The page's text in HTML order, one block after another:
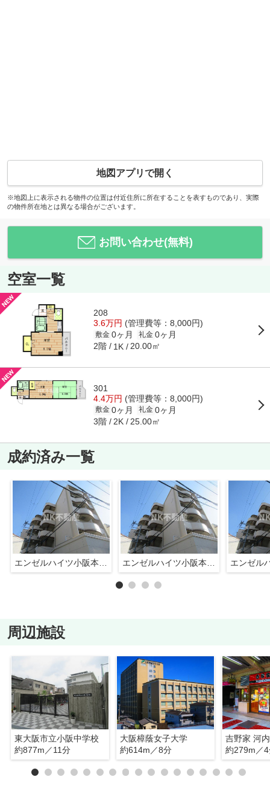
地図アプリで開く
※地図上に表示される物件の位置は付近住所に所在することを表すものであり、実際
の物件所在地とは異なる場合がございます。
お問い合わせ(無料)
空室一覧
208
3.6万円 (管理費等：8,000円)
敷金 0ヶ月 礼金 0ヶ月
2階 1K 20.00㎡
301
4.4万円 (管理費等：8,000円)
敷金 0ヶ月 礼金 0ヶ月
3階 2K 25.00㎡
成約済み一覧
周辺施設
東大阪市立小阪中学校
約877m／11分
大阪樟蔭女子大学
約614m／8分
吉野家 河
約279m／